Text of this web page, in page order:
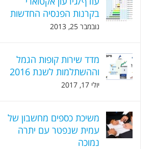
בקרנות הפנסיה החדשות
נובמבר 25, 2013
מדד שירות קופות הגמל
וההשתלמות לשנת 2016
יולי 17, 2017
משיכת כספים מחשבון של
עמית שנפטר עם יתרה
נמוכה